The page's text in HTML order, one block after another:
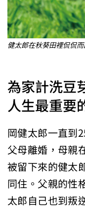
健太郎在秋葵田裡侃侃
為家計洗
人生最重要
岡健太郎一直
父母離婚，母親
被留下來的健太
同住。父親的
太郎自己也到